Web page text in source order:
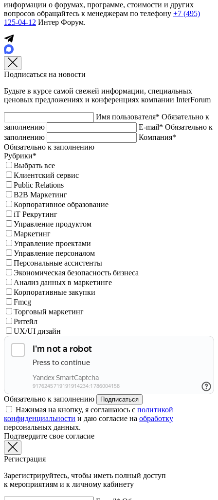
информации о форумах, программе, стоимости и других
вопросов обращайтесь к менеджерам по телефону +7 (495)
125-04-12 Интер Форум.
Подписаться на новости
Будьте в курсе самой свежей информации, специальных
ценовых предложениях и конференциях компании InterForum
Имя пользователя* Обязательно к
заполнению
E-mail* Обязательно к
заполнению
Компания*
Обязательно к заполнению
Рубрики*
Выбрать все
Клиентский сервис
Public Relations
B2B Маркетинг
Корпоративное образование
iT Рекрутинг
Управление продуктом
Маркетинг
Управление проектами
Управление персоналом
Персональные ассистенты
Экономическая безопасность бизнеса
Анализ данных в маркетинге
Корпоративные закупки
Fmcg
Торговый маркетинг
Ритейл
UX/UI дизайн
Обязательно к заполнению Подписаться
Нажимая на кнопку, я соглашаюсь с политикой
конфиденциальности и даю согласие на обработку
персональных данных.
Подтвердите свое согласие
Регистрация
Зарегистрируйтесь, чтобы иметь полный доступ
к мероприятиям и к личному кабинету